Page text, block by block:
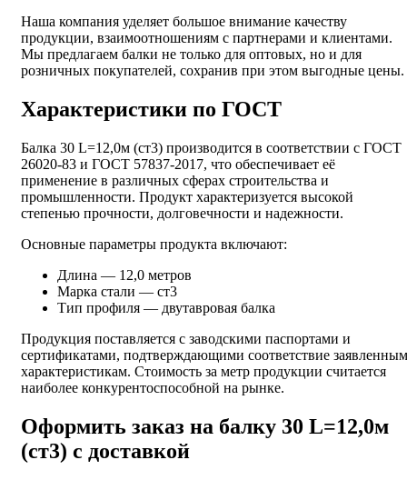
Наша компания уделяет большое внимание качеству
продукции, взаимоотношениям с партнерами и клиентами.
Мы предлагаем балки не только для оптовых, но и для
розничных покупателей, сохранив при этом выгодные цены.
Характеристики по ГОСТ
Балка 30 L=12,0м (ст3) производится в соответствии с ГОСТ
26020-83 и ГОСТ 57837-2017, что обеспечивает её
применение в различных сферах строительства и
промышленности. Продукт характеризуется высокой
степенью прочности, долговечности и надежности.
Основные параметры продукта включают:
Длина — 12,0 метров
Марка стали — ст3
Тип профиля — двутавровая балка
Продукция поставляется с заводскими паспортами и
сертификатами, подтверждающими соответствие заявленным
характеристикам. Стоимость за метр продукции считается
наиболее конкурентоспособной на рынке.
Оформить заказ на балку 30 L=12,0м
(ст3) с доставкой